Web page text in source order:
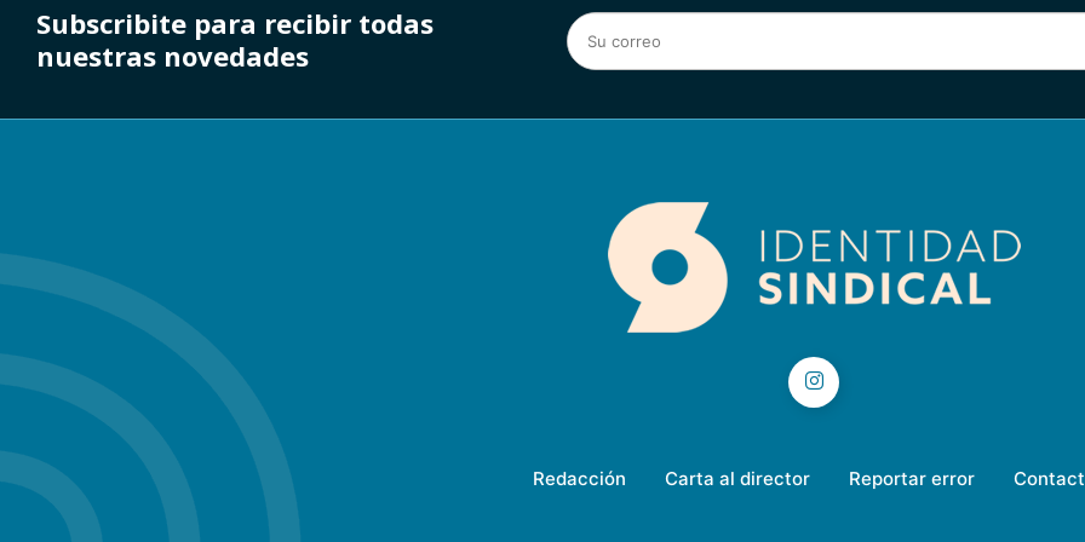
Subscribite para recibir todas
nuestras novedades
Redacción Carta al director Reportar error